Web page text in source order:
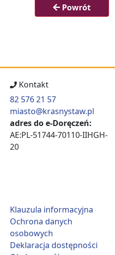
Powrót
Kontakt
82 576 21 57
miasto@krasnystaw.pl
adres do e-Doręczeń:
AE:PL-51744-70110-IIHGH-
20
Klauzula informacyjna
Ochrona danych
osobowych
Deklaracja dostępności